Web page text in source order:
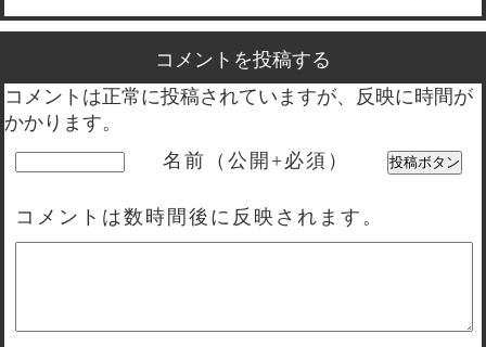
コメントを投稿する
コメントは正常に投稿されていますが、反映に時間が
かかります。
名前（公開+必須）
コメントは数時間後に反映されます。